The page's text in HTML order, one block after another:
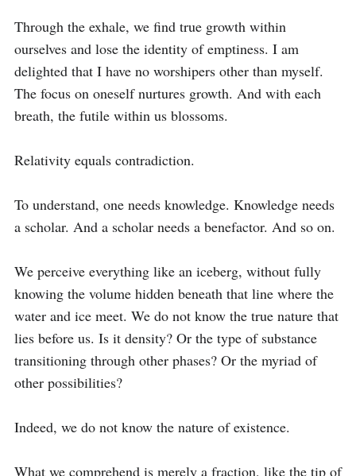
Through the exhale, we find true growth within
ourselves and lose the identity of emptiness. I am
delighted that I have no worshipers other than myself.
The focus on oneself nurtures growth. And with each
breath, the futile within us blossoms.
Relativity equals contradiction.
To understand, one needs knowledge. Knowledge needs
a scholar. And a scholar needs a benefactor. And so on.
We perceive everything like an iceberg, without fully
knowing the volume hidden beneath that line where the
water and ice meet. We do not know the true nature that
lies before us. Is it density? Or the type of substance
transitioning through other phases? Or the myriad of
other possibilities?
Indeed, we do not know the nature of existence.
What we comprehend is merely a fraction, like the tip of